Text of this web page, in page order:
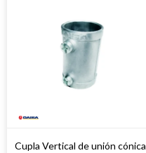
Cupla Vertical de unión cónica